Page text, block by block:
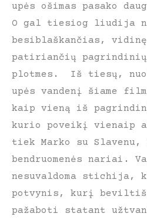
upės ošimas pasako
O gal tiesiog liudija
besiblaškančias,
patiriančių pagrindinių
plotmes. Iš tiesų,
upės vandenį šiame
kaip vieną iš
kurio poveikį vienaip
tiek Marko su
bendruomenės nariai.
nesuvaldoma stichija,
potvynis, kurį
pažaboti statant